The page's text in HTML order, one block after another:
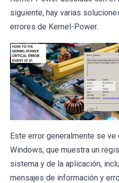
siguiente, hay varias
errores de Kernel-Power.
Este error generalmente se
Windows, que muestra un
sistema y de la aplicación,
mensajes de información y